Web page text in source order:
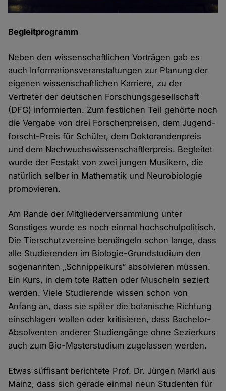
Begleitprogramm
Neben den wissenschaftlichen Vorträgen gab es
auch Informationsveranstaltungen zur Planung der
eigenen wissenschaftlichen Karriere, zu der
Vertreter der deutschen Forschungsgesellschaft
(DFG) informierten. Zum festlichen Teil gehörte noch
die Vergabe von drei Forscherpreisen, dem Jugend-
forscht-Preis für Schüler, dem Doktorandenpreis
und dem Nachwuchswissenschaftlerpreis. Begleitet
wurde der Festakt von zwei jungen Musikern, die
natürlich selber in Mathematik und Neurobiologie
promovieren.
Am Rande der Mitgliederversammlung unter
Sonstiges wurde es noch einmal hochschulpolitisch.
Die Tierschutzvereine bemängeln schon lange, dass
alle Studierenden im Biologie-Grundstudium den
sogenannten „Schnippelkurs“ absolvieren müssen.
Ein Kurs, in dem tote Ratten oder Muscheln seziert
werden. Viele Studierende wissen schon von
Anfang an, dass sie später die botanische Richtung
einschlagen wollen oder kritisieren, dass Bachelor-
Absolventen anderer Studiengänge ohne Sezierkurs
auch zum Bio-Masterstudium zugelassen werden.
Etwas süffisant berichtete Prof. Dr. Jürgen Markl aus
Mainz, dass sich gerade einmal neun Studenten für